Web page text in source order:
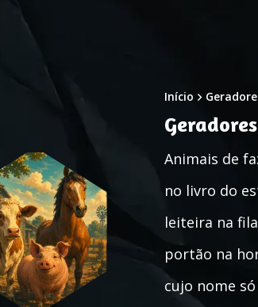
Início
Animais de
no livro do
leiteira na
portão na
cujo nome